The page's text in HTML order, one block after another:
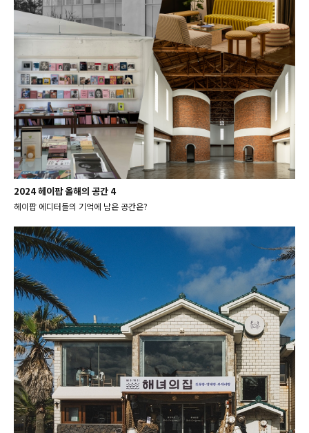
2024 헤이팝 올해의 공간 4
헤이팝 에디터들의 기억에 남은 공간은?